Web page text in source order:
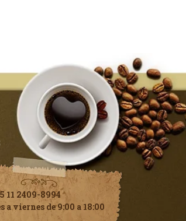
11 2409-8994
a viernes de 9:00 a 18:00